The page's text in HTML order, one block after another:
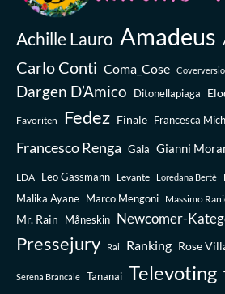
Achille Lauro Amadeus
Carlo Conti Coma_Cose
Dargen D’Amico Ditonellapiaga
Favoriten Fedez Finale Francesca
Francesco Renga Gaia Gianni
LDA Leo Gassmann Levante Loredana Bertè
Malika Ayane Marco Mengoni Massimo
Mr. Rain Måneskin Newcomer-
Pressejury Rai Ranking Rose
Serena Brancale Tananai Televoting